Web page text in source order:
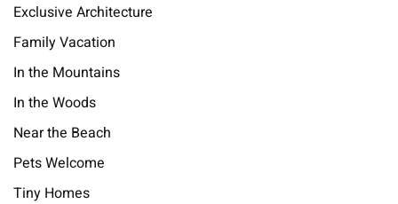
Exclusive Architecture
Family Vacation
In the Mountains
In the Woods
Near the Beach
Pets Welcome
Tiny Homes